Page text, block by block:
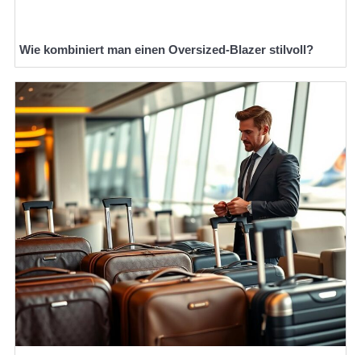
Wie kombiniert man einen Oversized-Blazer stilvoll?